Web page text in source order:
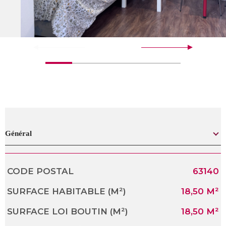
Général
Caractérisque Valeurs
CODE POSTAL 63140
SURFACE HABITABLE (M²) 18,50 M²
SURFACE LOI BOUTIN (M²) 18,50 M²